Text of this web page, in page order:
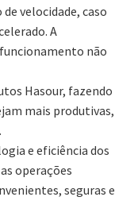
velocidade, caso
A
não
Hasour, fazendo
mais produtivas,
e eficiência dos
operações
seguras e